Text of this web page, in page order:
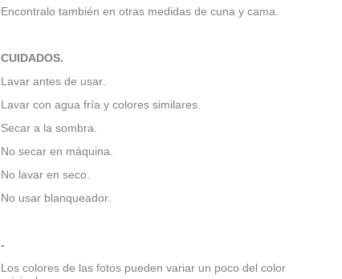
Encontralo también en otras medidas de cuna y cama.
CUIDADOS.
Lavar antes de usar.
Lavar con agua fría y colores similares.
Secar a la sombra.
No secar en máquina.
No lavar en seco.
No usar blanqueador.
-
Los colores de las fotos pueden variar un poco del color